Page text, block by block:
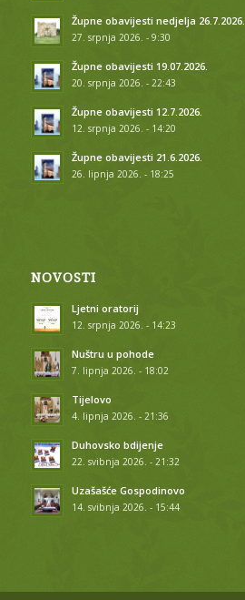
Župne obavijesti nedjelja 26.7.2026.
27. srpnja 2026. - 9:30
Župne obavijesti 19.07.2026.
20. srpnja 2026. - 22:43
Župne obavijesti 12.7.2026.
12. srpnja 2026. - 14:20
Župne obavijesti 21.6.2026.
26. lipnja 2026. - 18:25
NOVOSTI
Ljetni oratorij
12. srpnja 2026. - 14:23
Nuštru u pohode
7. lipnja 2026. - 18:02
Tijelovo
4. lipnja 2026. - 21:36
Duhovsko bdijenje
22. svibnja 2026. - 21:32
Uzašašće Gospodinovo
14. svibnja 2026. - 15:44